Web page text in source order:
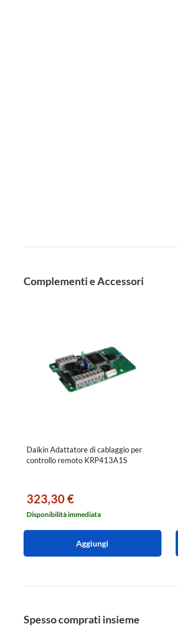
Complementi e Accessori
Daikin Adattatore di cablaggio per
controllo remoto KRP413A1S
323,30 €
Disponibilità immediata
Aggiungi
Spesso comprati insieme